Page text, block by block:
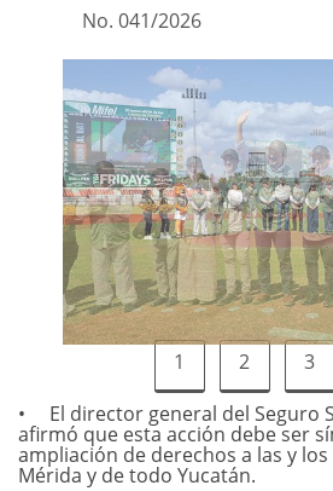
No. 041/2026
1 2 3
El director general del Seguro
afirmó que esta acción debe ser
ampliación de derechos a las y
Mérida y de todo Yucatán.